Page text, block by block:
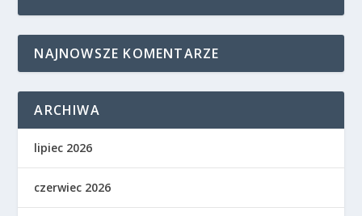
NAJNOWSZE KOMENTARZE
ARCHIWA
lipiec 2026
czerwiec 2026